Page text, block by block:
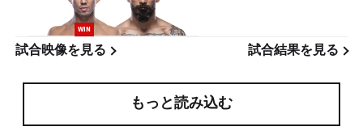
WIN
試合映像を見る 試合結果を見る
もっと読み込む